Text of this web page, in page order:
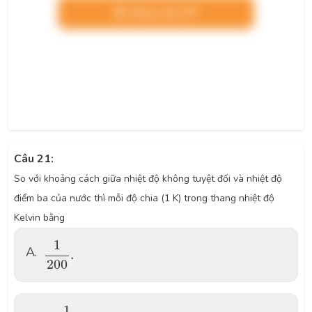
Câu 21:
So với khoảng cách giữa nhiệt độ không tuyệt đối và nhiệt độ
điểm ba của nước thì mỗi độ chia (1 K) trong thang nhiệt độ
Kelvin bằng
A.
1
200
.
\dfrac{1}{200}.
\dfrac{1}{273,16}.